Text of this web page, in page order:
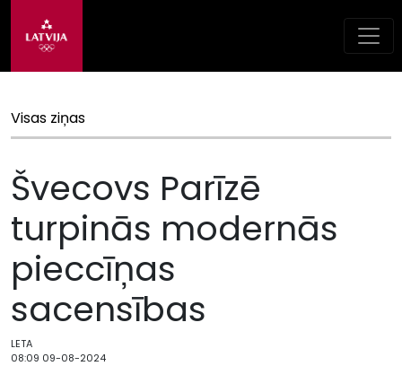
Visas ziņas
Švecovs Parīzē
turpinās modernās
pieccīņas
sacensības
LETA
08:09 09-08-2024